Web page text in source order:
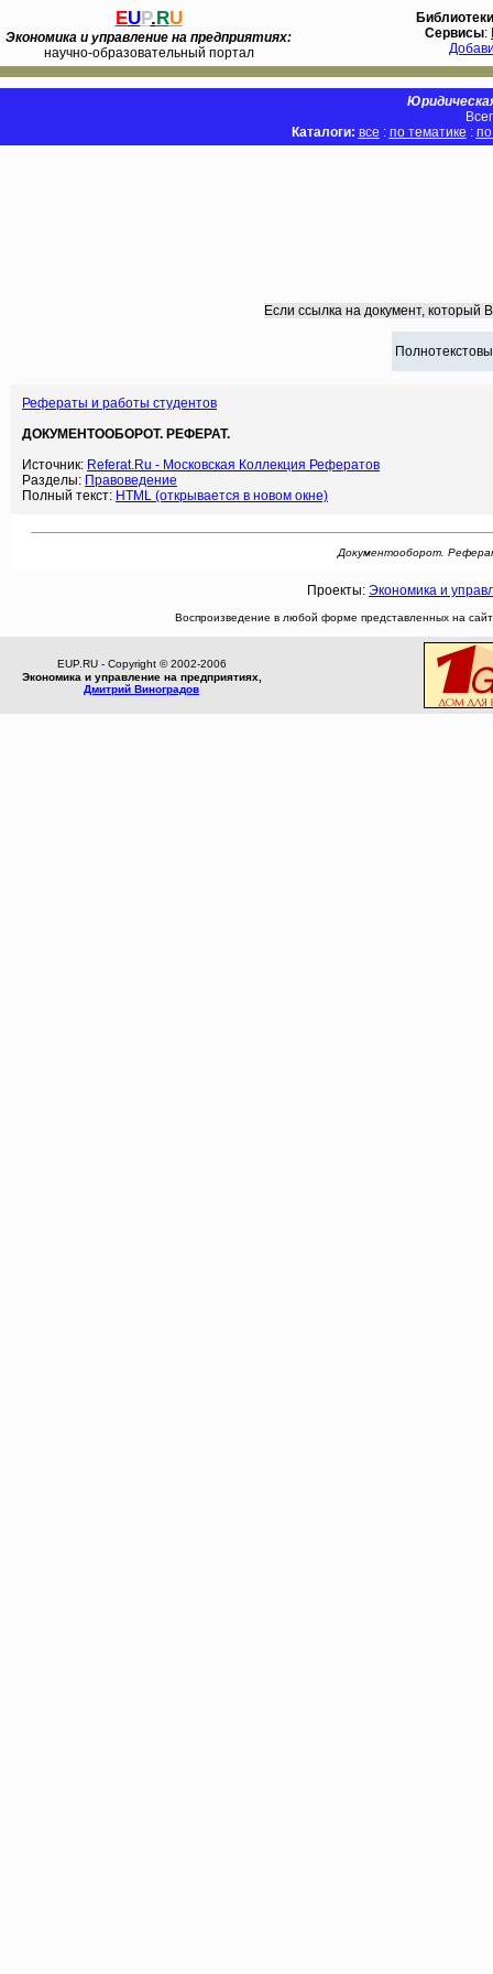
EUP.RU
Экономика и управление на предприятиях:
научно-образовательный портал
Библиотеки
Сервисы:
Каталоги: все : по тематике :
Если ссылка на документ, который
Рефераты и работы студентов
ДОКУМЕНТООБОРОТ. РЕФЕРАТ.
Источник: Referat.Ru - Московская Коллекция Рефератов
Разделы: Правоведение
Полный текст: HTML (открывается в новом окне)
Документооборот.
Проекты: Экономика и
Воспроизведение в любой форме представленных на
EUP.RU - Copyright © 2002-2006
Экономика и управление на предприятиях,
Дмитрий Виноградов